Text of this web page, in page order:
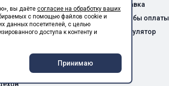
бетонных заводов
производителей ЛСТК
Для монтажных
Для сельхоз предприятий
Для производственных
Доставка
Способы оплаты
Калькулятор
вы даёте согласие на обработку ваших
с помощью файлов cookie и
данных посетителей, с целью
доступа к контенту и
Принимаю